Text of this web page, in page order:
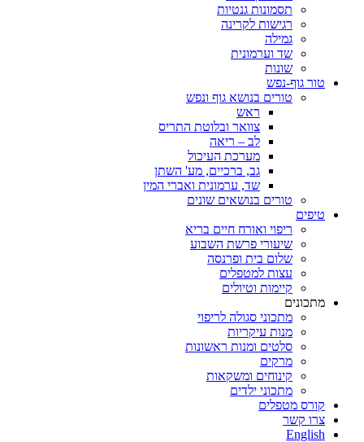
תסמונות גנטיות
רגישות לקרינה
גמילה
שד וערמונית
שונות
טור גוף-נפש
טורים בנושא גוף ונפש
ראש
צוואר ובלוטת התריס
לב – ריאה
מערכת העיכול
גב, ברכיים, מע' השתן
שד, ערמונית ואברי המין
טורים בנושאים שונים
טיפים
ריפוי ואורח חיים בריא
שיעורי פרשת השבוע
שלום בית ופרנסה
עצות למטפלים
קיימות וטיולים
מתכונים
מתכוני סגולה לריפוי
מנות עיקריות
סלטים ומנות ראשונות
מרקים
קינוחים ומשקאות
מתכוני ילדים
קורס מטפלים
צרו קשר
English